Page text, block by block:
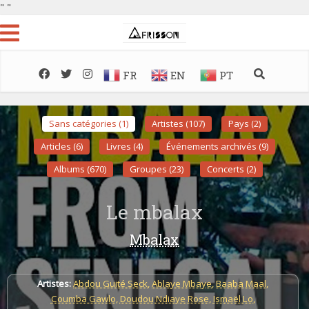
" "
FR EN PT
Sans catégories (1) Artistes (107)
Pays (2)
Articles (6)
Livres (4)
Événements archivés (9)
Albums (670)
Groupes (23) Concerts (2)
Le mbalax
Mbalax
Artistes:Abdou Guité Seck,Ablaye Mbaye,Baaba Maal,
Coumba Gawlo, Doudou Ndiaye Rose,Ismaël Lo,